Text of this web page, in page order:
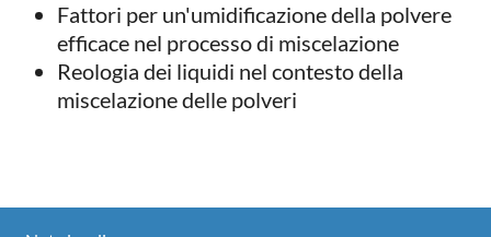
Fattori per un'umidificazione della polvere
efficace nel processo di miscelazione
Reologia dei liquidi nel contesto della
miscelazione delle polveri